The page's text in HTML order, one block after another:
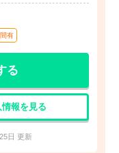
有
る
情報を見る
日 更新